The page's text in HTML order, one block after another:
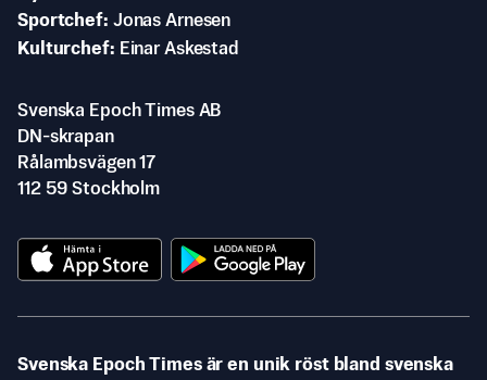
Sportchef Jonas Arnesen
Kulturchef
Einar Askestad
Svenska Epoch Times AB
DN-skrapan
Rålambsvägen 17
112 59 Stockholm
Svenska Epoch Times är en unik röst bland svenska